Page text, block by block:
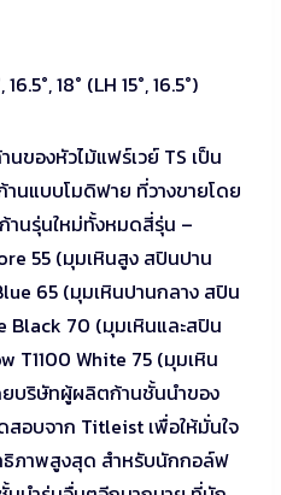
18° (LH 15°, 16.5°)
นของหัวไม้แฟร์เวย์ TS เป็น
นแบบโมดิฟาย ที่วางขายโดย
นรุ่นใหม่ทั้งหมดสี่รุ่น –
55 (มุมเหินสูง สปินปาน
65 (มุมเหินปานกลาง สปิน
Black 70 (มุมเหินและสปิน
T1100 White 75 (มุมเหิน
บริษัทผู้ผลิตก้านชั้นนำของ
สอบจาก Titleist เพื่อให้มั่นใจ
ธิภาพสูงสุด สำหรับนักกอล์ฟ